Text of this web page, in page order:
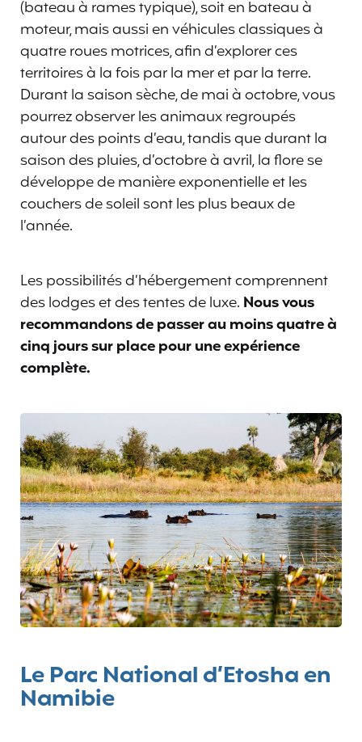
(bateau à rames typique), soit en bateau à
moteur, mais aussi en véhicules classiques à
quatre roues motrices, afin d’explorer ces
territoires à la fois par la mer et par la terre.
Durant la saison sèche, de mai à octobre, vous
pourrez observer les animaux regroupés
autour des points d’eau, tandis que durant la
saison des pluies, d’octobre à avril, la flore se
développe de manière exponentielle et les
couchers de soleil sont les plus beaux de
l’année.
Les possibilités d’hébergement comprennent
des lodges et des tentes de luxe. Nous vous
recommandons de passer au moins quatre à
cinq jours sur place pour une expérience
complète.
Le Parc National d’Etosha en
Namibie